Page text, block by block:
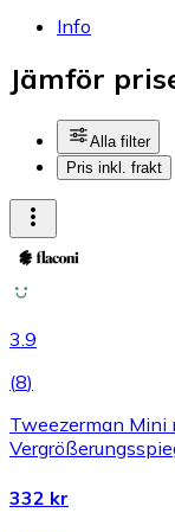
Info
Jämför
Alla filter
Pris inkl. frakt
3.9
(8)
Tweezerman Mini
332 kr